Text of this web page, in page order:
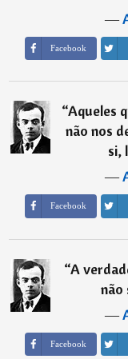
―
Facebook
“Aqueles
não nos
si,
―
Facebook
“A
não
―
Facebook